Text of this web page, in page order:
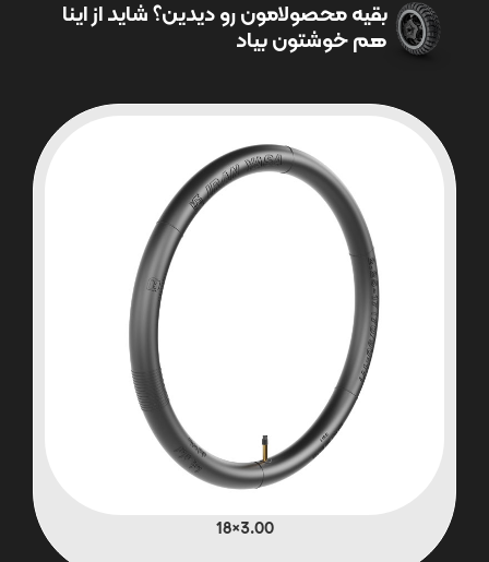
بقیه محصولامون رو دیدین؟ شاید از اینا
هم خوشتون بیاد
3.00×18